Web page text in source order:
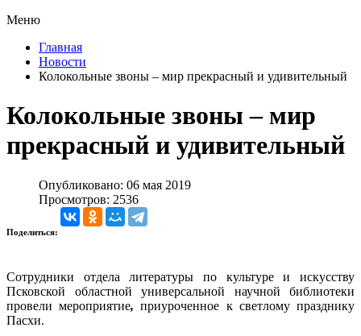
Меню
Главная
Новости
Колокольные звоны – мир прекрасный и удивительный
Колокольные звоны – мир
прекрасный и удивительный
Опубликовано: 06 мая 2019
Просмотров: 2536
Поделиться:
Сотрудники отдела литературы по культуре и искусству
Псковской областной универсальной научной библиотеки
провели мероприятие,приуроченное к светлому празднику
Пасхи.